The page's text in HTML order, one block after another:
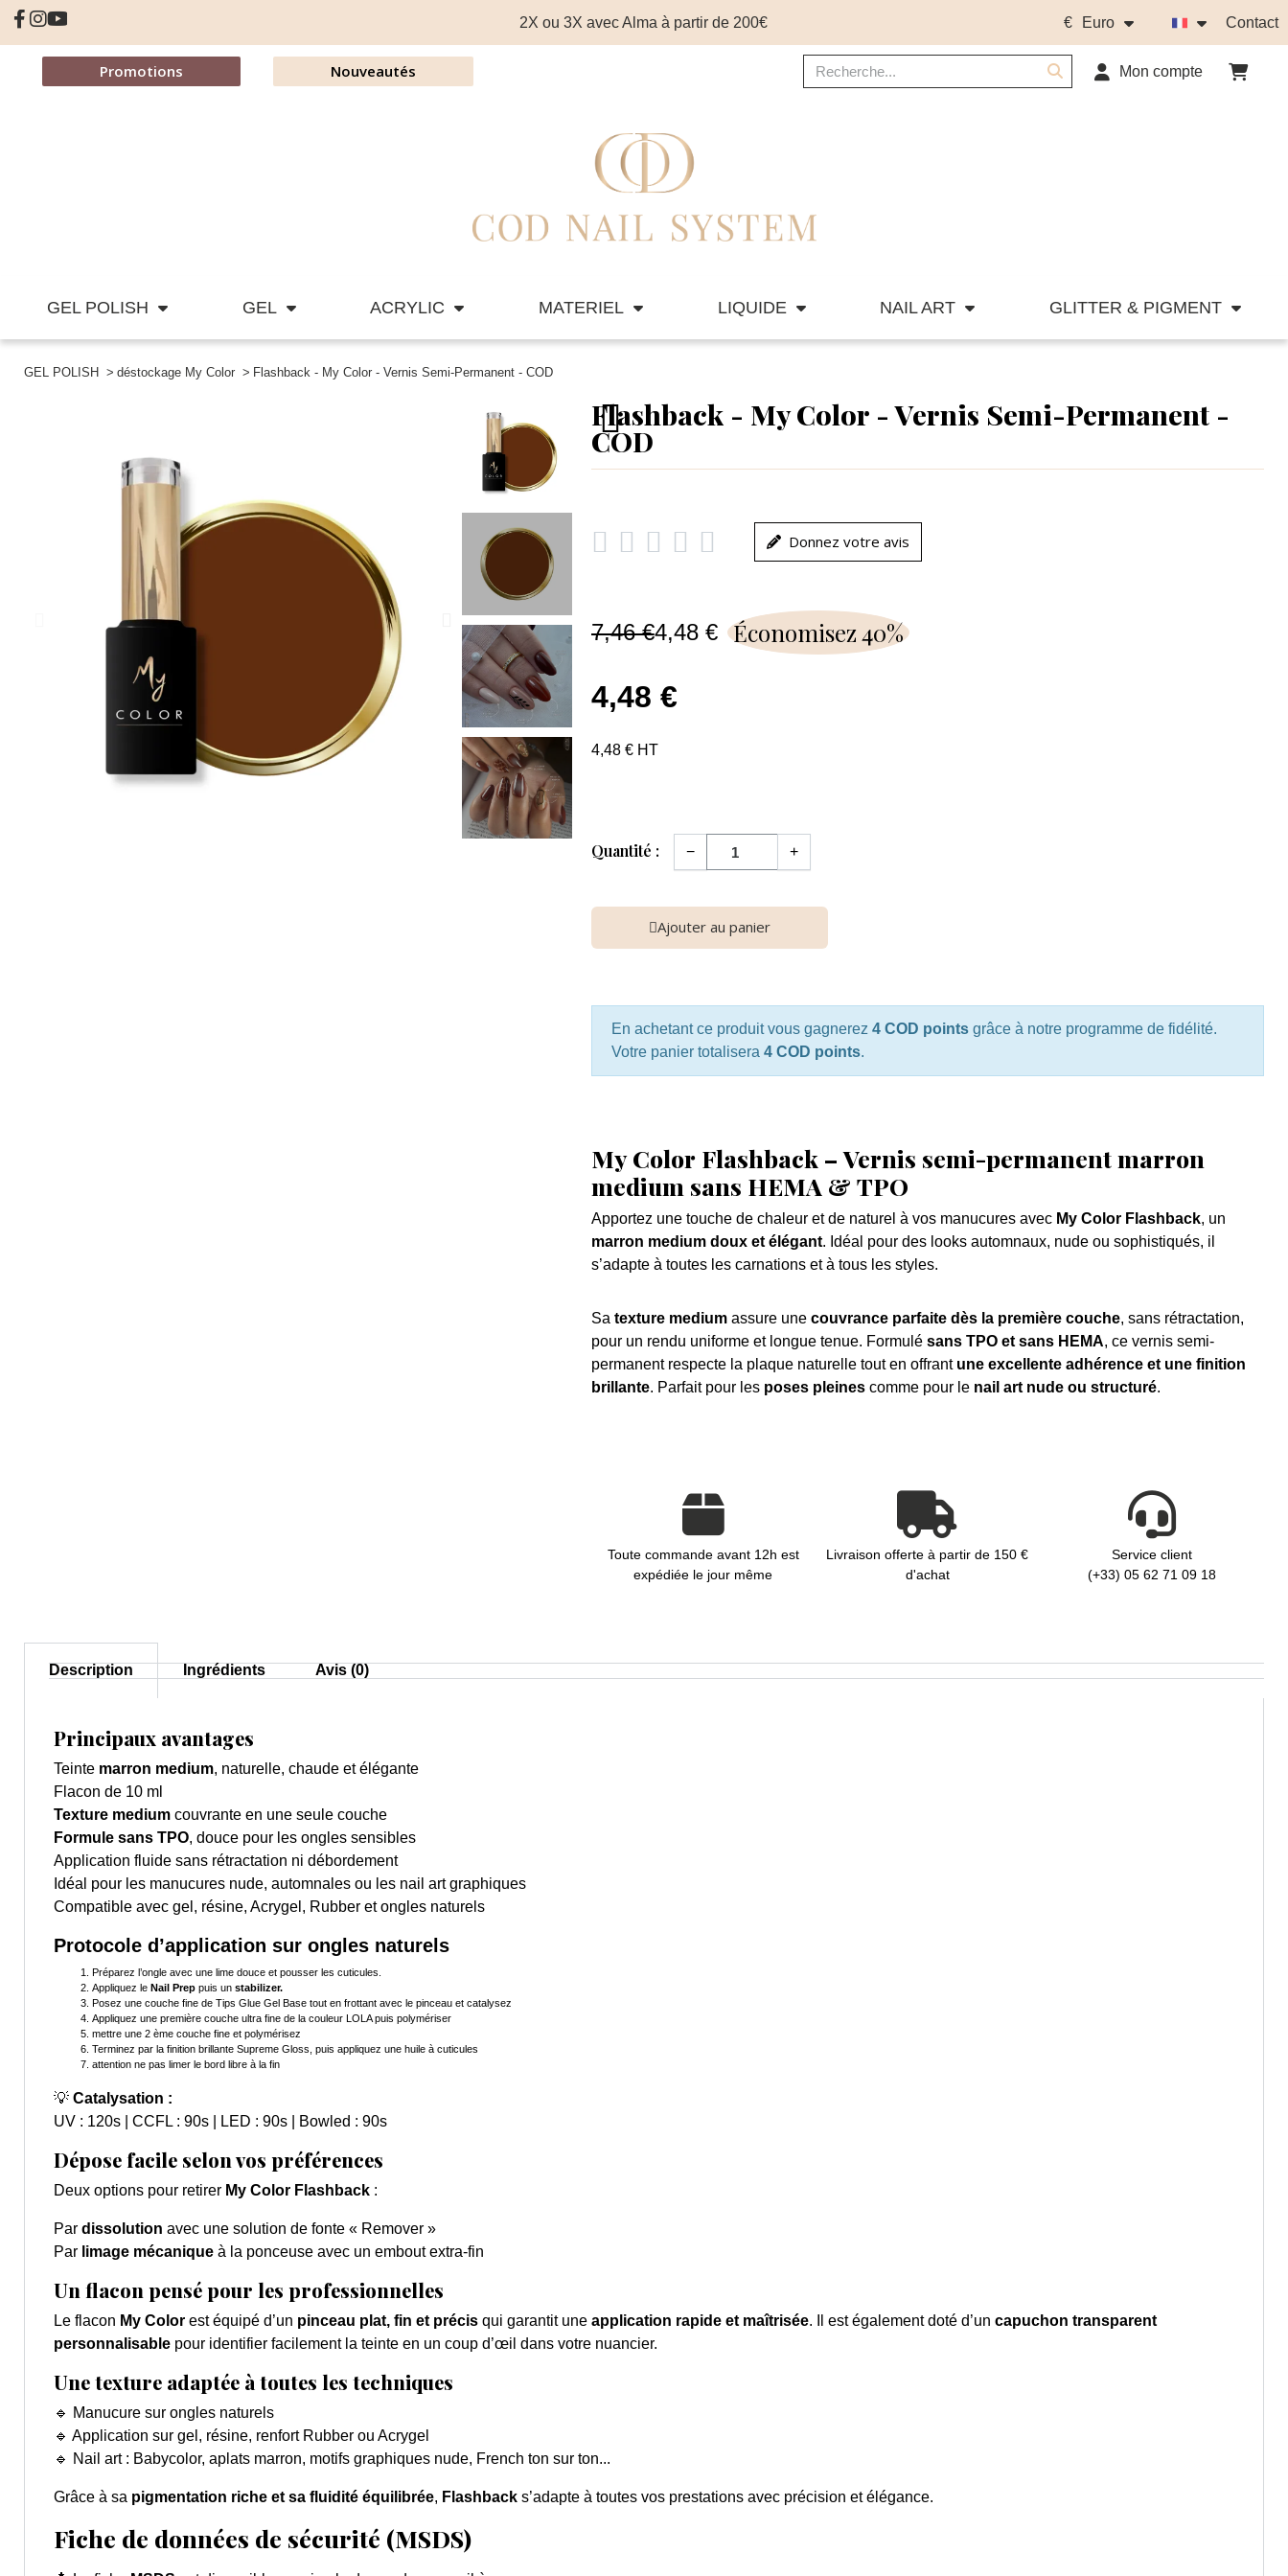
2X ou 3X avec Alma à partir de 200€ € Euro Contact
Promotions Nouveautés Mon compte
GEL POLISH GEL ACRYLIC MATERIEL LIQUIDE NAIL ART GLITTER & PIGMENT
GEL POLISH déstockage My Color Flashback - My Color - Vernis Semi-Permanent - COD
Flashback - My Color - Vernis Semi-Permanent -
COD
     Donnez votre avis
7,46 €4,48 € Économisez 40%
4,48 €
4,48 € HT
Quantité : − +
Ajouter au panier
En achetant ce produit vous gagnerez 4 COD pointsgrâce à notre programme de fidélité.
Votre panier totalisera 4 COD points.
My Color Flashback – Vernis semi-permanent marron
medium sans HEMA & TPO
Apportez une touche de chaleur et de naturel à vos manucures avec My Color Flashback, un
marron medium doux et élégant. Idéal pour des looks automnaux, nude ou sophistiqués, il
s’adapte à toutes les carnations et à tous les styles.
Sa texture medium assure une couvrance parfaite dès la première couche, sans rétractation,
pour un rendu uniforme et longue tenue. Formulé sans TPO et sans HEMA, ce vernis semi-
permanent respecte la plaque naturelle tout en offrant une excellente adhérence et une finition
brillante. Parfait pour les poses pleinescomme pour le nail art nude ou structuré.
Toute commande avant 12h est
expédiée le jour même
Livraison offerte à partir de 150 €
d'achat
Service client
(+33) 05 62 71 09 18
Description Ingrédients Avis (0)
Principaux avantages
Teinte marron medium, naturelle, chaude et élégante
Flacon de 10 ml
Texture medium couvrante en une seule couche
Formule sans TPO, douce pour les ongles sensibles
Application fluide sans rétractation ni débordement
Idéal pour les manucures nude, automnales ou les nail art graphiques
Compatible avec gel, résine, Acrygel, Rubber et ongles naturels
Protocole d’application sur ongles naturels
Préparez l’ongle avec une lime douce et pousser les cuticules.
Appliquez le Nail Prep puis un stabilizer.
Posez une couche fine de Tips Glue Gel Base tout en frottant avec le pinceau et catalysez
Appliquez une première couche ultra fine de la couleur LOLA puis polymériser
mettre une 2 ème couche fine et polymérisez
Terminez par la finition brillante Supreme Gloss, puis appliquez une huile à cuticules
attention ne pas limer le bord libre à la fin
💡 Catalysation :
UV : 120s | CCFL : 90s | LED : 90s | Bowled : 90s
Dépose facile selon vos préférences
Deux options pour retirer My Color Flashback :
Par dissolution avec une solution de fonte « Remover »
Par limage mécanique à la ponceuse avec un embout extra-fin
Un flacon pensé pour les professionnelles
Le flacon My Color est équipé d’un pinceau plat, fin et précis qui garantit une application rapide et maîtrisée. Il est également doté d’un capuchon transparent
personnalisable pour identifier facilement la teinte en un coup d’œil dans votre nuancier.
Une texture adaptée à toutes les techniques
🔹 Manucure sur ongles naturels
🔹 Application sur gel, résine, renfort Rubber ou Acrygel
🔹 Nail art : Babycolor, aplats marron, motifs graphiques nude, French ton sur ton...
Grâce à sa pigmentation riche et sa fluidité équilibrée, Flashback s’adapte à toutes vos prestations avec précision et élégance.
Fiche de données de sécurité (MSDS)